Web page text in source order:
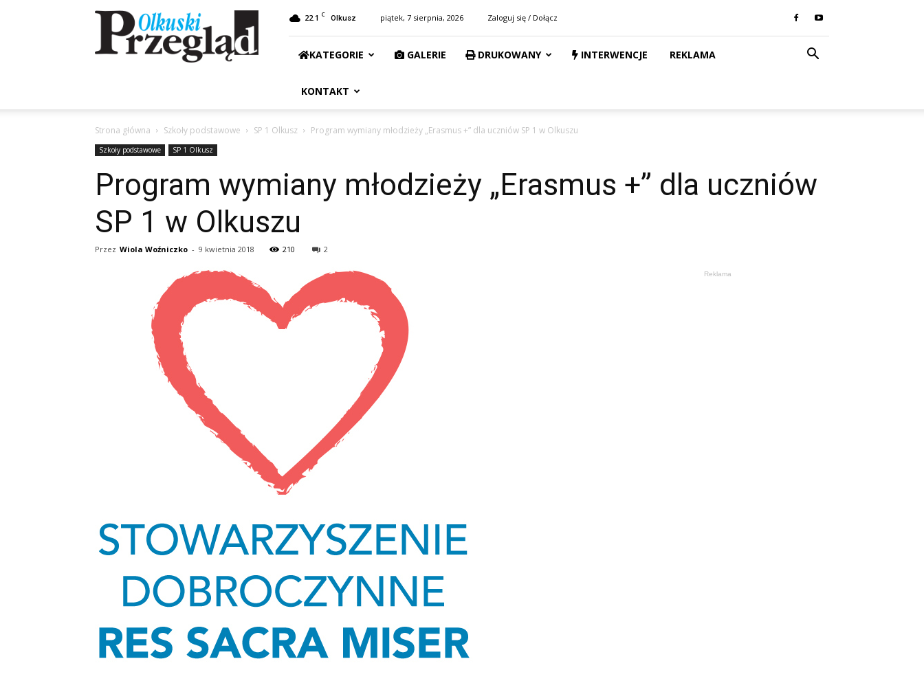
Przegląd
Olkuski
22.1 C Olkusz piątek, 7 sierpnia, 2026 Zaloguj się / Dołącz
KATEGORIE GALERIE DRUKOWANY INTERWENCJE REKLAMA
KONTAKT
Strona główna Szkoły podstawowe SP 1 Olkusz Program wymiany młodzieży „Erasmus +” dla uczniów SP 1 w Olkuszu
Szkoły podstawowe SP 1 Olkusz
Program wymiany młodzieży „Erasmus +” dla uczniów
SP 1 w Olkuszu
Przez Wiola Woźniczko - 9 kwietnia 2018 210 2
Reklama